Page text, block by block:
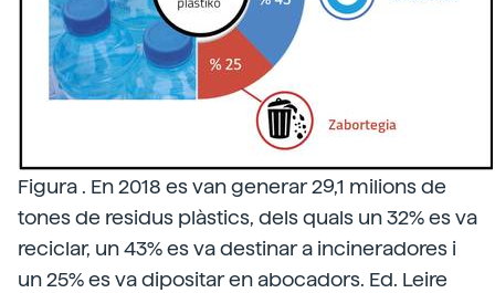
Figura . En 2018 es van generar 29,1 milions de
tones de residus plàstics, dels quals un 32% es va
reciclar, un 43% es va destinar a incineradores i
un 25% es va dipositar en abocadors. Ed. Leire